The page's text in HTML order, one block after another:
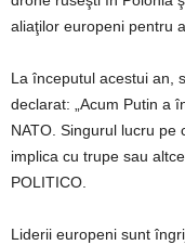
aliaţilor europeni pentru
La începutul acestui an,
declarat: „Acum Putin a
NATO. Singurul lucru pe
implica cu trupe sau
POLITICO.
Liderii europeni sunt